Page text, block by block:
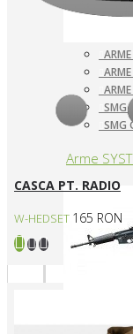
SMG
SMG
Arme
CASCA PT. RADIO
W-HEDSET 165 RON